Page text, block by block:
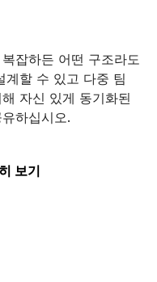
잡하든 어떤 구조라도
계할 수 있고 다중 팀
자신 있게 동기화된
하십시오.
보기